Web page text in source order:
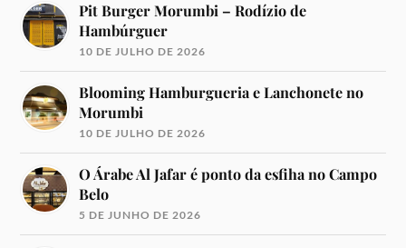
Pit Burger Morumbi – Rodízio de
Hambúrguer
10 DE JULHO DE 2026
Blooming Hamburgueria e Lanchonete no
Morumbi
10 DE JULHO DE 2026
O Árabe Al Jafar é ponto da esfiha no Campo
Belo
5 DE JUNHO DE 2026